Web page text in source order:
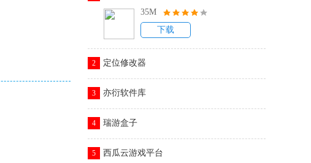
35M
下载
2 定位修改器
3 亦衍软件库
4 瑞游盒子
5 西瓜云游戏平台